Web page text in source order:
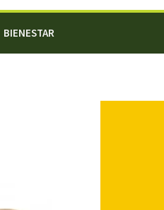
BIENESTAR